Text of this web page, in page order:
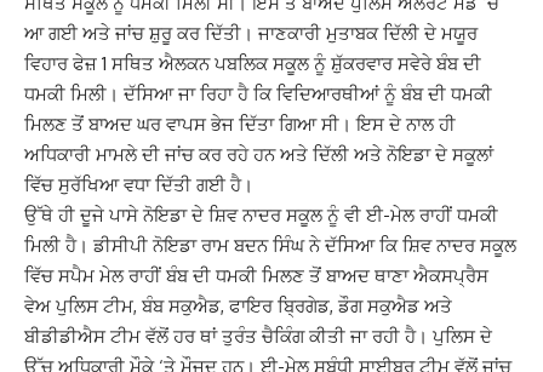
ਆ ਗਈ ਅਤੇ ਜਾਂਚ ਸ਼ੁਰੂ ਕਰ ਦਿੱਤੀ। ਜਾਣਕਾਰੀ ਮੁਤਾਬਕ ਦਿੱਲੀ ਦੇ ਮਯੂਰ
ਵਿਹਾਰ ਫੇਜ਼ 1 ਸਥਿਤ ਐਲਕਨ ਪਬਲਿਕ ਸਕੂਲ ਨੂੰ ਸ਼ੁੱਕਰਵਾਰ ਸਵੇਰੇ ਬੰਬ ਦੀ
ਧਮਕੀ ਮਿਲੀ। ਦੱਸਿਆ ਜਾ ਰਿਹਾ ਹੈ ਕਿ ਵਿਦਿਆਰਥੀਆਂ ਨੂੰ ਬੰਬ ਦੀ ਧਮਕੀ
ਮਿਲਣ ਤੋਂ ਬਾਅਦ ਘਰ ਵਾਪਸ ਭੇਜ ਦਿੱਤਾ ਗਿਆ ਸੀ। ਇਸ ਦੇ ਨਾਲ ਹੀ
ਅਧਿਕਾਰੀ ਮਾਮਲੇ ਦੀ ਜਾਂਚ ਕਰ ਰਹੇ ਹਨ ਅਤੇ ਦਿੱਲੀ ਅਤੇ ਨੋਇਡਾ ਦੇ ਸਕੂਲਾਂ
ਵਿੱਚ ਸੁਰੱਖਿਆ ਵਧਾ ਦਿੱਤੀ ਗਈ ਹੈ।
ਉੱਥੇ ਹੀ ਦੂਜੇ ਪਾਸੇ ਨੋਇਡਾ ਦੇ ਸ਼ਿਵ ਨਾਦਰ ਸਕੂਲ ਨੂੰ ਵੀ ਈ-ਮੇਲ ਰਾਹੀਂ ਧਮਕੀ
ਮਿਲੀ ਹੈ। ਡੀਸੀਪੀ ਨੋਇਡਾ ਰਾਮ ਬਦਨ ਸਿੰਘ ਨੇ ਦੱਸਿਆ ਕਿ ਸ਼ਿਵ ਨਾਦਰ ਸਕੂਲ
ਵਿੱਚ ਸਪੈਮ ਮੇਲ ਰਾਹੀਂ ਬੰਬ ਦੀ ਧਮਕੀ ਮਿਲਣ ਤੋਂ ਬਾਅਦ ਥਾਣਾ ਐਕਸਪ੍ਰੈਸ
ਵੇਅ ਪੁਲਿਸ ਟੀਮ, ਬੰਬ ਸਕੁਐਡ, ਫਾਇਰ ਬ੍ਰਿਗੇਡ, ਡੌਗ ਸਕੁਐਡ ਅਤੇ
ਬੀਡੀਡੀਐਸ ਟੀਮ ਵੱਲੋਂ ਹਰ ਥਾਂ ਤੁਰੰਤ ਚੈਕਿੰਗ ਕੀਤੀ ਜਾ ਰਹੀ ਹੈ। ਪੁਲਿਸ ਦੇ
ਉੱਚ ਅਧਿਕਾਰੀ ਮੌਕੇ ‘ਤੇ ਮੌਜੂਦ ਹਨ। ਈ-ਮੇਲ ਸਬੰਧੀ ਸਾਈਬਰ ਟੀਮ ਵੱਲੋਂ ਜਾਂਚ